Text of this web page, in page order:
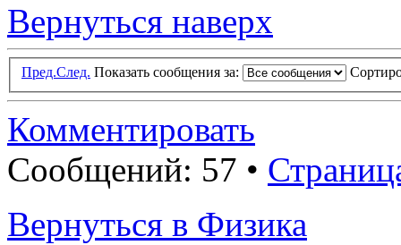
Вернуться наверх
Пред.След. Показать сообщения за:
Комментировать
Сообщений: 57 •
Вернуться в Физика